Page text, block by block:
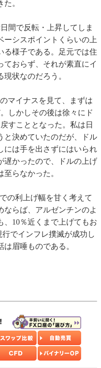
。
間で反転・上昇してしま
ーシスポイントくらいの上
る様子である。足元では住
ておらず、それが素直にイ
状なのだろう。
マイナスを見て、まずは
しかしその後は徐々にド
すこととなった。私は日
と決めていたのだが、ドル
には手を出さずにはいられ
遅かったので、ドルの上げ
らなかった。
の利上げ幅を甘く考えて
ならば、アルゼンチンのよ
、10％近くまで上げてもお
でインフレ撲滅が成功し
眉唾ものである。